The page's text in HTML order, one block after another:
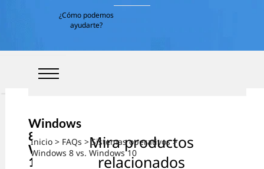
Inicio > FAQs >Sistemas operativos>
Windows 8 vs. Windows 10
¿Cómo podemos
ayudarte?
Windows
8 vs.
Windows
10:
Mira productos
relacionados